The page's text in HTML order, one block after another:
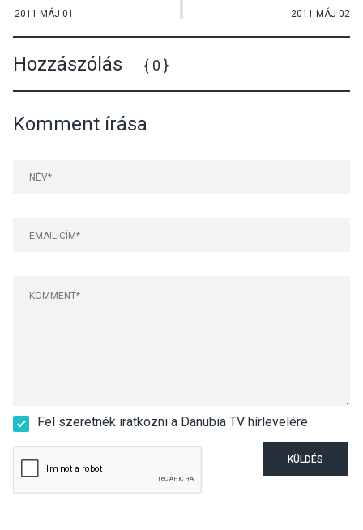
Visegrádon
2011 MÁJ 01
a Visegrádi Szövetség
2011 MÁJ 02
Hozzászólás { 0 }
Komment írása
Fel szeretnék iratkozni a Danubia TV hírlevelére
KÜLDÉS